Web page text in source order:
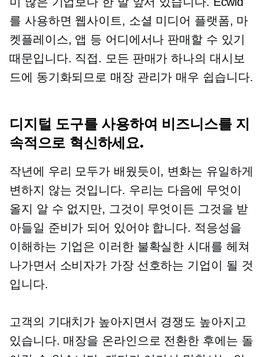
를 사용하면 웹사이트, 소셜 미디어 플랫폼, 마
켓플레이스, 앱 등 어디에서나 판매할 수 있기
때문입니다. 직접. 모든 판매가 하나의 대시보
드에 동기화되므로 매장 관리가 매우 쉽습니다.
디지털 도구를 사용하여 비즈니스를 지
속적으로 혁신하세요.
작년에 우리 모두가 배웠듯이, 변화는 유일하게
변하지 않는 것입니다. 우리는 다음에 무엇이
올지 알 수 없지만, 그것이 무엇이든 그것을 받
아들일 준비가 되어 있어야 합니다. 적응성을
이해하는 기업은 이러한 불확실한 시대를 헤쳐
나가면서 소비자가 가장 선호하는 기업이 될 것
입니다.
고객의 기대치가 높아지면서 경쟁도 높아지고
있습니다. 매장을 온라인으로 전환한 후에는 돌